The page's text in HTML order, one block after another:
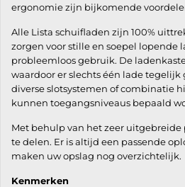
ergonomie zijn bijkomende
Alle Lista schuifladen zijn 100%
zorgen voor stille en soepel lopende
probleemloos gebruik. De
waardoor er slechts één lade
diverse slotsystemen of combinatie
kunnen toegangsniveaus bepaald
Met behulp van het zeer
te delen. Er is altijd een passende
maken uw opslag nog overzichtelijk.
Kenmerken